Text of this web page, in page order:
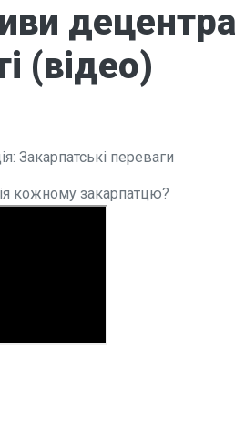
(відео)
Закарпатські переваги
кожному закарпатцю?